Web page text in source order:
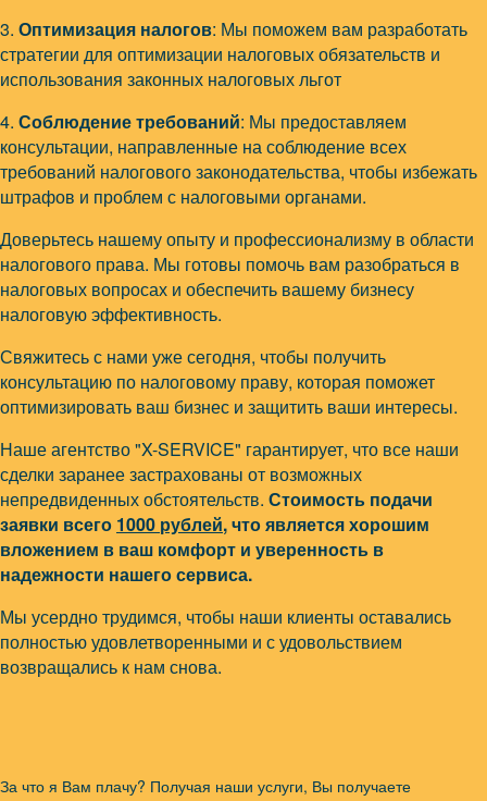
3. Оптимизация налогов: Мы поможем вам разработать
стратегии для оптимизации налоговых обязательств и
использования законных налоговых льгот
4. Соблюдение требований: Мы предоставляем
консультации, направленные на соблюдение всех
требований налогового законодательства, чтобы избежать
штрафов и проблем с налоговыми органами.
Доверьтесь нашему опыту и профессионализму в области
налогового права. Мы готовы помочь вам разобраться в
налоговых вопросах и обеспечить вашему бизнесу
налоговую эффективность.
Свяжитесь с нами уже сегодня, чтобы получить
консультацию по налоговому праву, которая поможет
оптимизировать ваш бизнес и защитить ваши интересы.
Наше агентство "X-SERVICE" гарантирует, что все наши
сделки заранее застрахованы от возможных
непредвиденных обстоятельств. Стоимость подачи
заявки всего 1000 рублей, что является хорошим
вложением в ваш комфорт и уверенность в
надежности нашего сервиса.
Мы усердно трудимся, чтобы наши клиенты оставались
полностью удовлетворенными и с удовольствием
возвращались к нам снова.
За что я Вам плачу? Получая наши услуги, Вы получаете